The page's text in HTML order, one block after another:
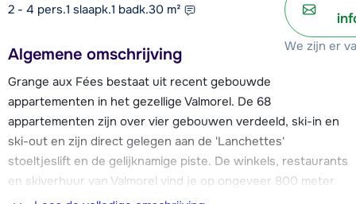
We zijn er
2 - 4 pers.1 slaapk.1 badk.30 m²
Algemene omschrijving
Grange aux Fées bestaat uit recent gebouwde
appartementen in het gezellige Valmorel. De 68
appartementen zijn over vier gebouwen verdeeld, ski-in en
ski-out en zijn direct gelegen aan de 'Lanchettes'
stoeltjeslift en de gelijknamige piste. De winkels, restaurants
en skiverhuur van Valmorel vind je op ongeveer 800 meter
afstand.